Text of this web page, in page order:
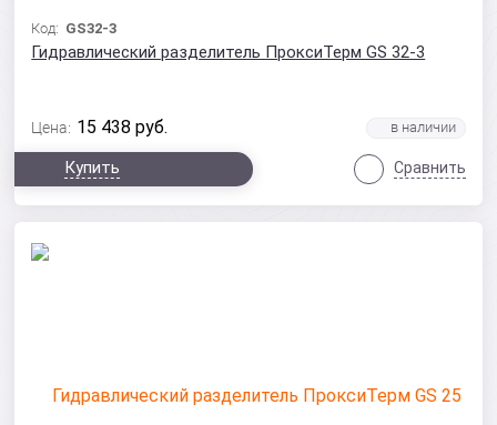
Код: GS32-3
Гидравлический разделитель ПроксиТерм GS 32-3
Цена: 15 438 руб.
Купить Сравнить